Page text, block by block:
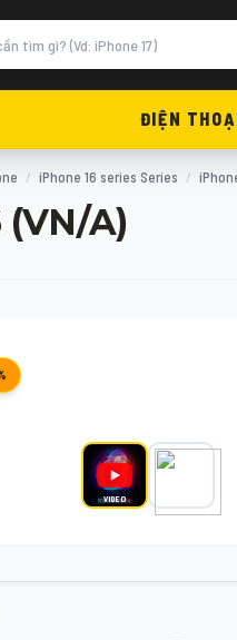
ĐIỆN
/ iPhone 16 series Series /
(VN/A)
VIDEO